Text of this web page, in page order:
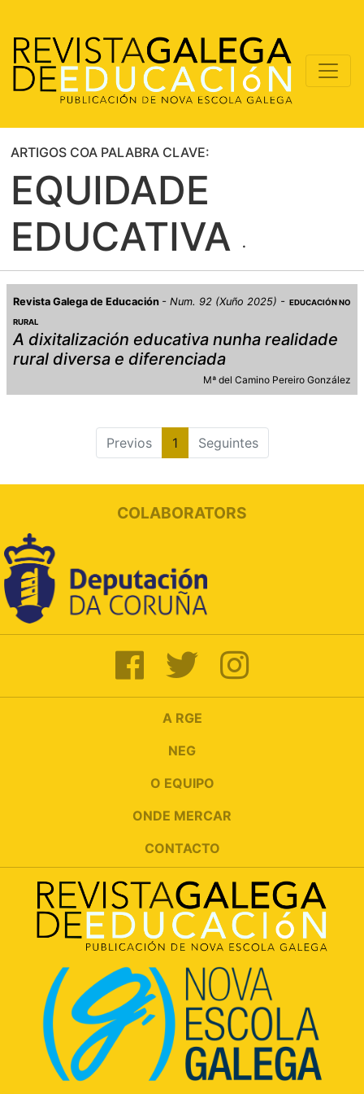
ARTIGOS COA PALABRA CLAVE:
EQUIDADE
EDUCATIVA
Revista Galega de Educación Num. 92 (Xuño 2025) EDUCACIÓN NO
RURAL
A dixitalización educativa nunha realidade
rural diversa e diferenciada
Mª del Camino Pereiro González
Previos 1 Seguintes
COLABORATORS
A RGE
NEG
O EQUIPO
ONDE MERCAR
CONTACTO